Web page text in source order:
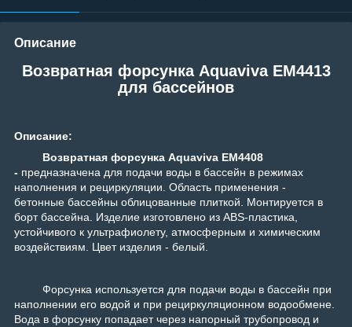
Описание
Возвратная форсунка Aquaviva EM4413
для бассейнов
Описание:
Возвратная форсунка Aquaviva EM4408
- предназначена для подачи воды в бассейн в режимах
наполнения и рециркуляции. Область применения -
бетонные бассейны облицованные плиткой. Монтируется в
борт бассейна. Изделие изготовлено из ABS-пластика,
устойчивого к ультрафиолету, атмосферным и химическим
воздействиям. Цвет изделия - белый.
Форсунка используется для подачи воды в бассейн при
наполнении его водой и при рециркуляционном водообмене.
Вода в форсунку попадает через напорный трубопровод и